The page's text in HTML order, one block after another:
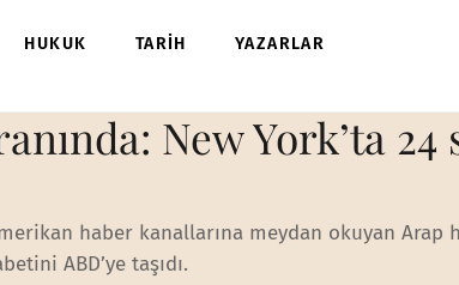
HUKUK TARİH YAZARLAR
New York’ta 24
haber kanallarına meydan okuyan Arap
ABD’ye taşıdı.